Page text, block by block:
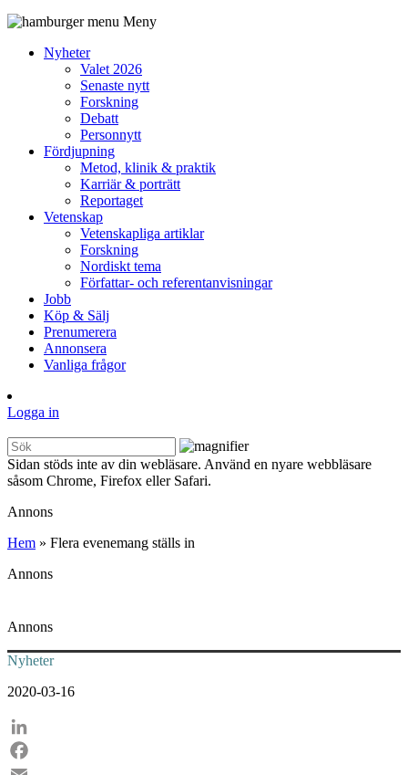
Meny
Nyheter
Valet 2026
Senaste nytt
Forskning
Debatt
Personnytt
Fördjupning
Metod, klinik & praktik
Karriär & porträtt
Reportaget
Vetenskap
Vetenskapliga artiklar
Forskning
Nordiskt tema
Författar- och referentanvisningar
Jobb
Köp & Sälj
Prenumerera
Annonsera
Vanliga frågor
Logga in
Sidan stöds inte av din webläsare. Använd en nyare webbläsare
såsom Chrome, Firefox eller Safari.
Annons
Hem » Flera evenemang ställs in
Annons
Annons
Nyheter
2020-03-16
LinkedIn